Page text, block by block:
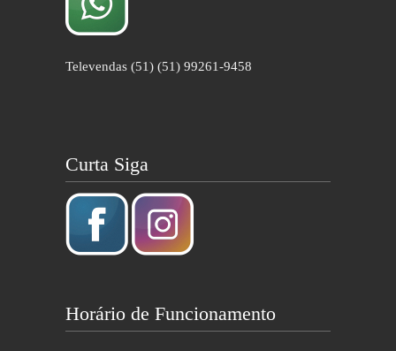
Televendas (51) (51) 99261-9458
Curta Siga
Horário de Funcionamento